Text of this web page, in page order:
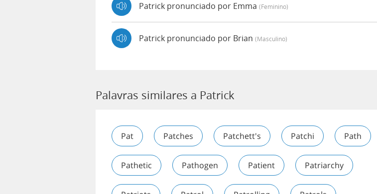
Patrick pronunciado por Emma (feminino)
Patrick pronunciado por Brian (masculino)
Palavras similares a Patrick
Pat Patches Patchett's Patchi Path
Pathetic Pathogen Patient Patriarchy